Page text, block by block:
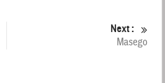
Next :
Masego